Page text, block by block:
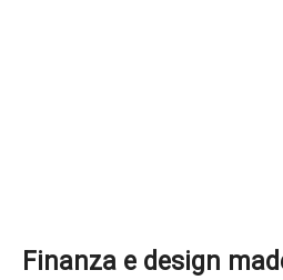
Finanza e design